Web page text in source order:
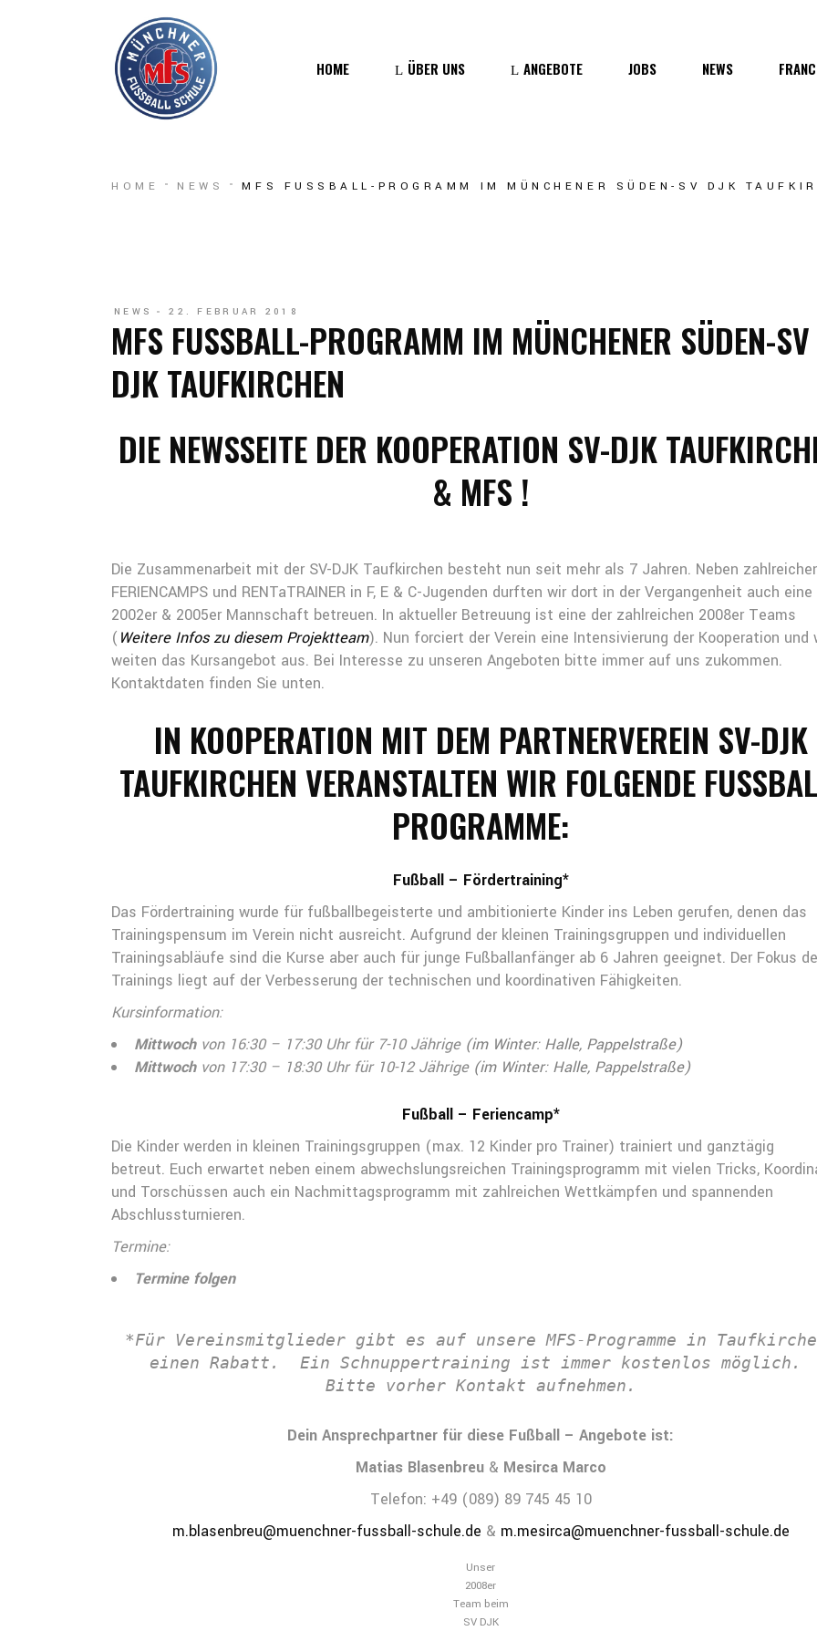
HOME ÜBER UNS
Wer wir sind
ANGEBOTE JOBS NEWS
HOME NEWS MFS FUSSBALL-PROGRAMM IM MÜNCHENER SÜDEN-SV DJK
NEWS 22. FEBRUAR 2018
MFS FUSSBALL-PROGRAMM IM MÜNCHENER SÜDEN-SV
DJK TAUFKIRCHEN
DIE NEWSSEITE DER KOOPERATION SV-DJK
& MFS !
Die Zusammenarbeit mit der SV-DJK Taufkirchen besteht nun seit mehr als 7 Jahren. Neben
FERIENCAMPS und RENTaTRAINER in F, E & C-Jugenden durften wir dort in der Vergangenheit auch eine
2002er & 2005er Mannschaft betreuen. In aktueller Betreuung ist eine der zahlreichen 2008er Teams
( Weitere Infos zu diesem Projektteam). Nun forciert der Verein eine Intensivierung der Kooperation und
weiten das Kursangebot aus. Bei Interesse zu unseren Angeboten bitte immer auf uns zukommen.
Kontaktdaten finden Sie unten.
IN KOOPERATION MIT DEM PARTNERVEREIN SV-DJK
TAUFKIRCHEN VERANSTALTEN WIR FOLGENDE
ROGRAMME:
Fußball – Fördertraining*
Das Fördertraining wurde für fußballbegeisterte und ambitionierte Kinder ins Leben gerufen, denen das
Trainingspensum im Verein nicht ausreicht. Aufgrund der kleinen Trainingsgruppen und individuellen
Trainingsabläufe sind die Kurse aber auch für junge Fußballanfänger ab 6 Jahren geeignet. Der Fokus
Trainings liegt auf der Verbesserung der technischen und koordinativen Fähigkeiten.
Kursinformation:
Mittwochvon 16:30 – 17:30 Uhr für 7-10 Jährige (im Winter: Halle, Pappelstraße)
Mittwochvon 17:30 – 18:30 Uhr für 10-12 Jährige (im Winter: Halle, Pappelstraße)
Fußball – Feriencamp*
Die Kinder werden in kleinen Trainingsgruppen (max. 12 Kinder pro Trainer) trainiert und ganztägig
betreut. Euch erwartet neben einem abwechslungsreichen Trainingsprogramm mit vielen Tricks,
und Torschüssen auch ein Nachmittagsprogramm mit zahlreichen Wettkämpfen und spannenden
Abschlussturnieren.
Termine:
Termine folgen
*Für Vereinsmitglieder gibt es auf unsere MFS-Programme in
einen Rabatt.  Ein Schnuppertraining ist immer kostenlos möglich.
Bitte vorher Kontakt aufnehmen.
Dein Ansprechpartner für diese Fußball – Angebote ist:
Matias Blasenbreu & Mesirca Marco
Telefon: +49 (089) 89 745 45 10
m.blasenbreu@muenchner-fussball-schule.de & m.mesirca@muenchner-fussball-schule.de
Unser
2008er
Team beim
SV DJK